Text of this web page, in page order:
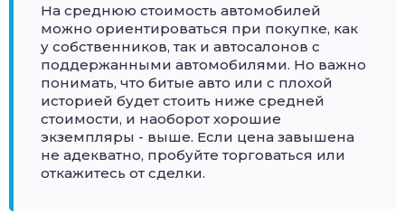
На среднюю стоимость автомобилей
можно ориентироваться при покупке, как
у собственников, так и автосалонов с
поддержанными автомобилями. Но важно
понимать, что битые авто или с плохой
историей будет стоить ниже средней
стоимости, и наоборот хорошие
экземпляры - выше. Если цена завышена
не адекватно, пробуйте торговаться или
откажитесь от сделки.